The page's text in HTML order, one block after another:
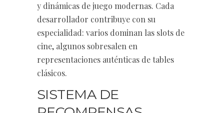
y dinámicas de juego modernas. Cada
desarrollador contribuye con su
especialidad: varios dominan las slots de
cine, algunos sobresalen en
representaciones auténticas de tables
clásicos.
SISTEMA DE